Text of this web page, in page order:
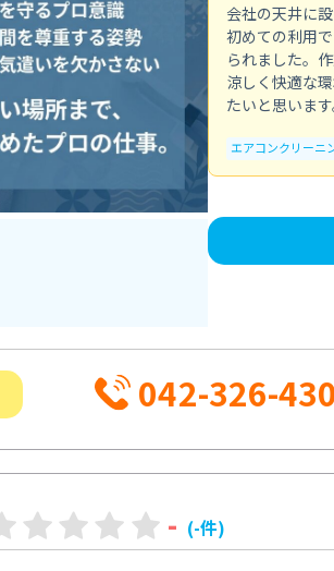
会社の天井に
初めての利用
られました。
涼しく快適な
たいと思います
エアコンクリーニ
042-326-
- (-件)